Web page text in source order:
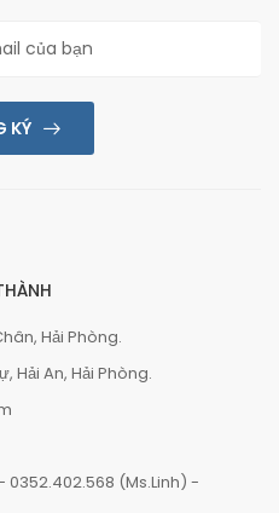
KÝ
Hải Phòng.
Hải An, Hải Phòng.
0352.402.568 (Ms.Linh) -